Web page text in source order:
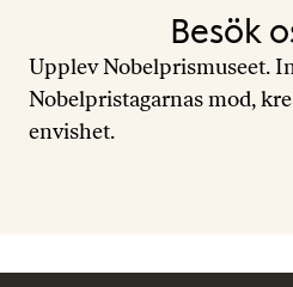
Besök
Upplev Nobelprismuseet.
Nobelpristagarnas mod,
envishet.